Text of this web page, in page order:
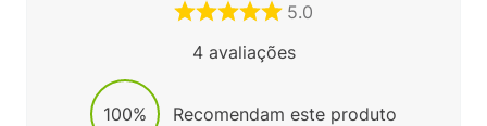
5.0
4avaliações
100% Recomendam este produto